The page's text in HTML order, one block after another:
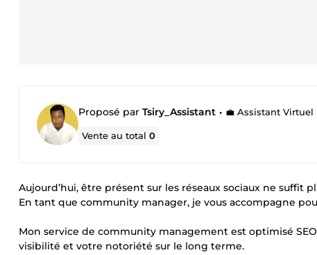
Proposé par Tsiry_Assistant • 💼 Assistant Virtuel |
Vente au total0
Aujourd’hui, être présent sur les réseaux sociaux ne
En tant que community manager, je vous accompagne
Mon service de community management est optimisé
visibilité et votre notoriété sur le long terme.